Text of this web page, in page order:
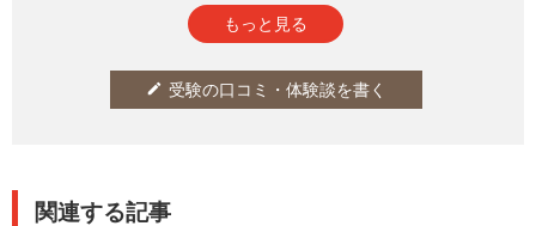
もっと見る
edit 受験の口コミ・体験談を書く
関連する記事